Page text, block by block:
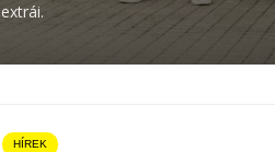
extrái.
HÍREK